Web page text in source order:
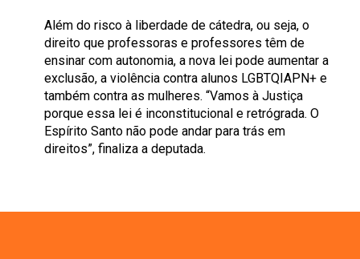
Além do risco à liberdade de cátedra, ou seja, o
direito que professoras e professores têm de
ensinar com autonomia, a nova lei pode aumentar a
exclusão, a violência contra alunos LGBTQIAPN+ e
também contra as mulheres. “Vamos à Justiça
porque essa lei é inconstitucional e retrógrada. O
Espírito Santo não pode andar para trás em
direitos”, finaliza a deputada.